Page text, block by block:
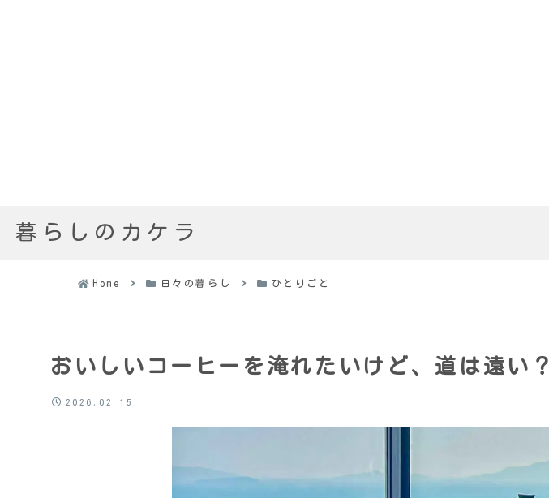
暮らしのカケラ
Home 日々の暮らし ひとりごと
おいしいコーヒーを淹れたいけど、道は遠い？
2026.02.15